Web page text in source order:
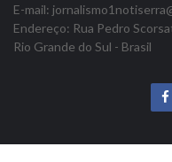
E-mail:
Endereço: Rua Pedro
Rio Grande do Sul - Brasil